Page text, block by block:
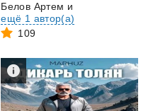
Белов Артем и
ещё 1 автор(а)
109